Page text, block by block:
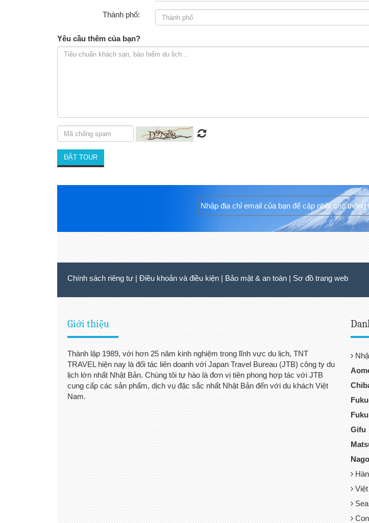
Thành phố:
Yêu cầu thêm của bạn?
Chính sách riêng tư | Điều khoản và điều kiện | Bảo mật & an toàn | Sơ đồ trang web
Giới thiệu
Thành lập 1989, với hơn 25 năm kinh nghiệm trong lĩnh vực du lịch, TNT
TRAVEL hiện nay là đối tác liên doanh với Japan Travel Bureau (JTB) công ty du
lịch lớn nhất Nhật Bản. Chúng tôi tự hào là đơn vị tiên phong hợp tác với JTB
cung cấp các sản phẩm, dịch vụ đặc sắc nhất Nhật Bản đến với du khách Việt
Nam.
Gifu
Việt